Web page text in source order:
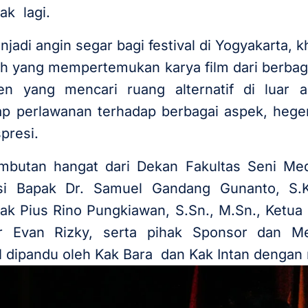
lagi.
angin segar bagi festival di Yogyakarta,
yang mempertemukan karya film dari
yang mencari ruang alternatif di luar
perlawanan terhadap berbagai aspek,
hangat dari Dekan Fakultas Seni
Bapak Dr. Samuel Gandang Gunanto,
Pius Rino Pungkiawan, S.Sn., M.Sn.,
Evan Rizky, serta pihak Sponsor dan
dipandu oleh Kak Bara dan Kak Intan dengan